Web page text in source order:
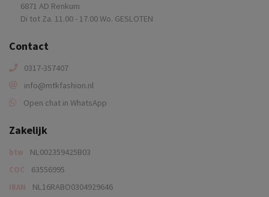
6871 AD Renkum
Di tot Za. 11.00 - 17.00 Wo. GESLOTEN
Contact
0317-357407
info@mtkfashion.nl
Open chat in WhatsApp
Zakelijk
btw NL002359425B03
COC 63556995
IBAN NL16RABO0304929646